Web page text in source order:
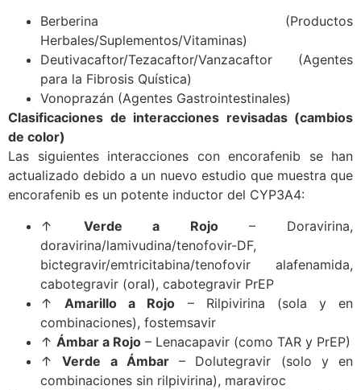
Berberina (Productos
Herbales/Suplementos/Vitaminas)
Deutivacaftor/Tezacaftor/Vanzacaftor (Agentes
para la Fibrosis Quística)
Vonoprazán (Agentes Gastrointestinales)
Clasificaciones de interacciones revisadas (cambios
de color)
Las siguientes interacciones con encorafenib se han
actualizado debido a un nuevo estudio que muestra que
encorafenib es un potente inductor del CYP3A4:
↑ Verde a Rojo– Doravirina,
doravirina/lamivudina/tenofovir-DF,
bictegravir/emtricitabina/tenofovir alafenamida,
cabotegravir (oral), cabotegravir PrEP
↑Amarillo a Rojo – Rilpivirina (sola y en
combinaciones), fostemsavir
↑ Ámbar a Rojo – Lenacapavir (como TAR y PrEP)
↑Verde a Ámbar– Dolutegravir (solo y en
combinaciones sin rilpivirina), maraviroc